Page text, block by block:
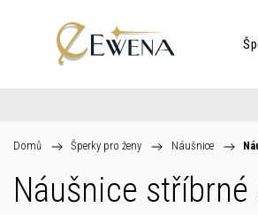
Domů / Šperky pro ženy / Náušnice /
Náušnice